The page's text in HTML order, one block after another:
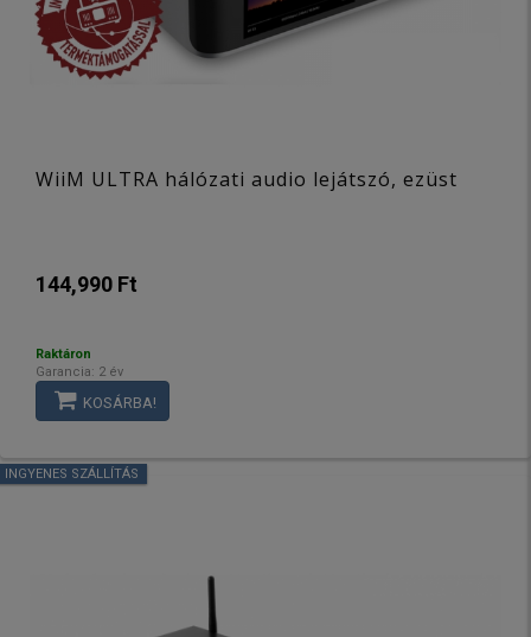
WiiM ULTRA hálózati audio lejátszó, ezüst
144,990 Ft
Raktáron
Garancia: 2 év
KOSÁRBA!
INGYENES SZÁLLÍTÁS